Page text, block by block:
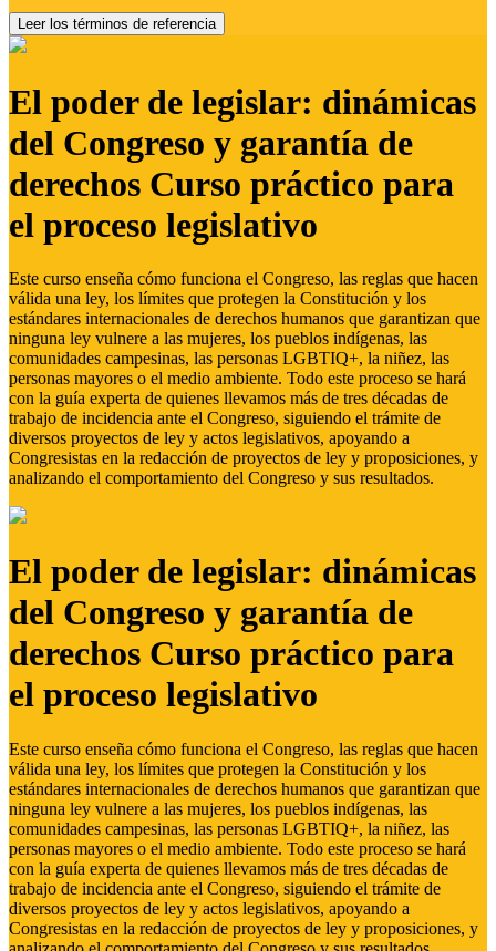
Leer los términos de referencia
El poder de legislar: dinámicas
del Congreso y garantía de
derechos Curso práctico para
el proceso legislativo
Este curso enseña cómo funciona el Congreso, las reglas que hacen
válida una ley, los límites que protegen la Constitución y los
estándares internacionales de derechos humanos que garantizan que
ninguna ley vulnere a las mujeres, los pueblos indígenas, las
comunidades campesinas, las personas LGBTIQ+, la niñez, las
personas mayores o el medio ambiente. Todo este proceso se hará
con la guía experta de quienes llevamos más de tres décadas de
trabajo de incidencia ante el Congreso, siguiendo el trámite de
diversos proyectos de ley y actos legislativos, apoyando a
Congresistas en la redacción de proyectos de ley y proposiciones, y
analizando el comportamiento del Congreso y sus resultados.
El poder de legislar: dinámicas
del Congreso y garantía de
derechos Curso práctico para
el proceso legislativo
Este curso enseña cómo funciona el Congreso, las reglas que hacen
válida una ley, los límites que protegen la Constitución y los
estándares internacionales de derechos humanos que garantizan que
ninguna ley vulnere a las mujeres, los pueblos indígenas, las
comunidades campesinas, las personas LGBTIQ+, la niñez, las
personas mayores o el medio ambiente. Todo este proceso se hará
con la guía experta de quienes llevamos más de tres décadas de
trabajo de incidencia ante el Congreso, siguiendo el trámite de
diversos proyectos de ley y actos legislativos, apoyando a
Congresistas en la redacción de proyectos de ley y proposiciones, y